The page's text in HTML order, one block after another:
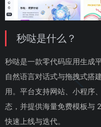
秒哒是什么？
秒哒是一款零代码应用生成
自然语言对话式与拖拽式搭
用。平台支持网站、小程序
态，并提供海量免费模板与
快速上线与迭代。